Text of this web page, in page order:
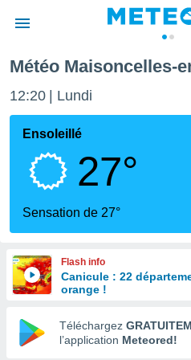
de
Météo Maisoncelles-
12:20 Lundi
Ensoleillé
27°
Sensation de 27°
Flash info
Canicule : 22
orange !
Téléchargez
l’application Meteored!